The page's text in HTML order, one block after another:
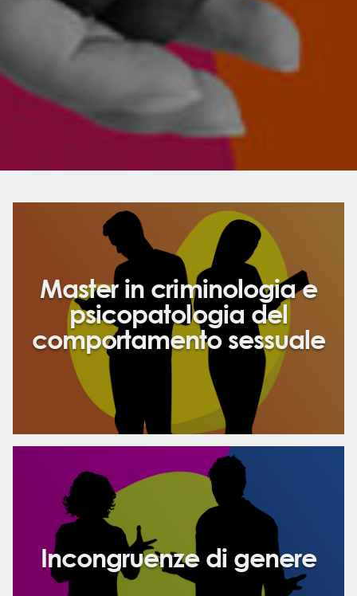
Master in criminologia e
psicopatologia del
comportamento sessuale
Incongruenze di genere